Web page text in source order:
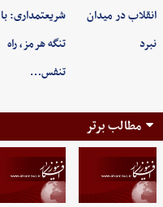
انقلاب در میدان
نبرد
شریعتمداری: با
تنگه هرمز، راه
تنفس…
مطالب برتر